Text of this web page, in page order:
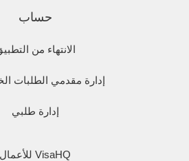
حساب
الانتهاء من
إدارة مقدمي الطلبات
إدارة طلبي
VisaHQ للأعمال